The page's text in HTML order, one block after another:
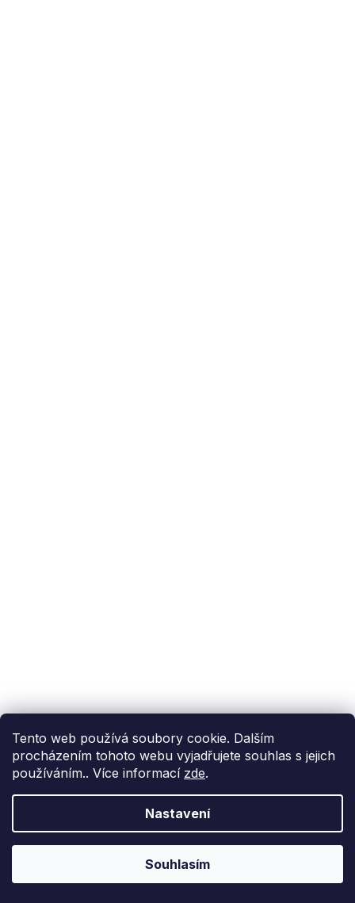
Tento web používá soubory cookie. Dalším
procházením tohoto webu vyjadřujete souhlas s jejich
používáním.. Více informací zde.
Nastavení
Souhlasím